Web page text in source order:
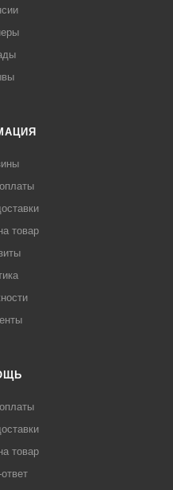
устойчивость к
товар
товар